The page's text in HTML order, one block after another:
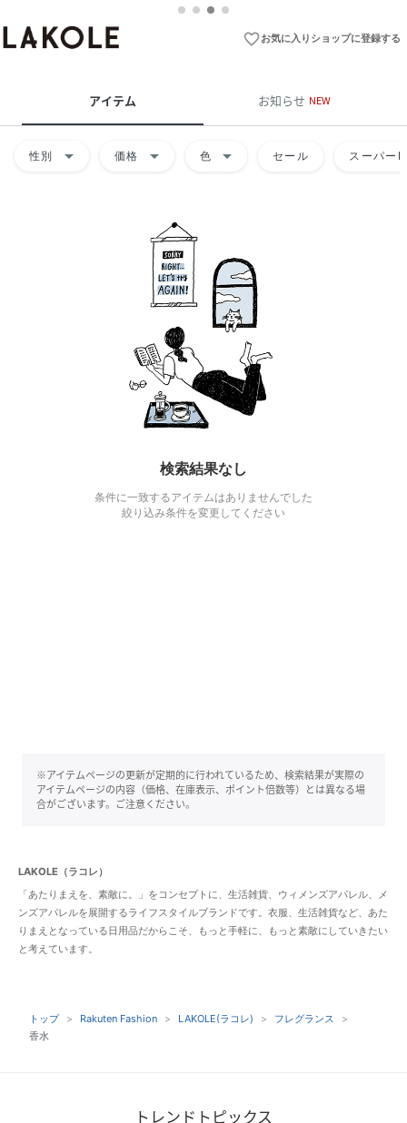
favorite_borderお気に入りショップに登録する
アイテム お知らせ NEW
性別 arrow_drop_down 価格 arrow_drop_down 色 arrow_drop_down セール スーパー
検索結果なし
条件に一致するアイテムはありませんでした
絞り込み条件を変更してください
※アイテムページの更新が定期的に行われているため、検索結果が実際の
アイテムページの内容（価格、在庫表示、ポイント倍数等）とは異なる場
合がございます。ご注意ください。
LAKOLE（ラコレ）
「あたりまえを、素敵に。」をコンセプトに、生活雑貨、ウィメンズアパレル、メ
ンズアパレルを展開するライフスタイルブランドです。衣服、生活雑貨など、あた
りまえとなっている日用品だからこそ、もっと手軽に、もっと素敵にしていきたい
と考えています。
トップ Rakuten Fashion LAKOLE(ラコレ)
フレグランス
香水
トレンドトピックス